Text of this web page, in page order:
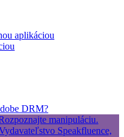
aplikáciou
DRM?